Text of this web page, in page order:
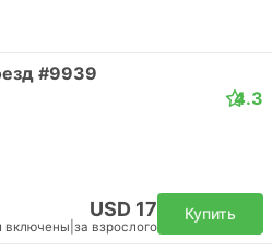
#9939
4.3
USD 17
включены за взрослого
Купить